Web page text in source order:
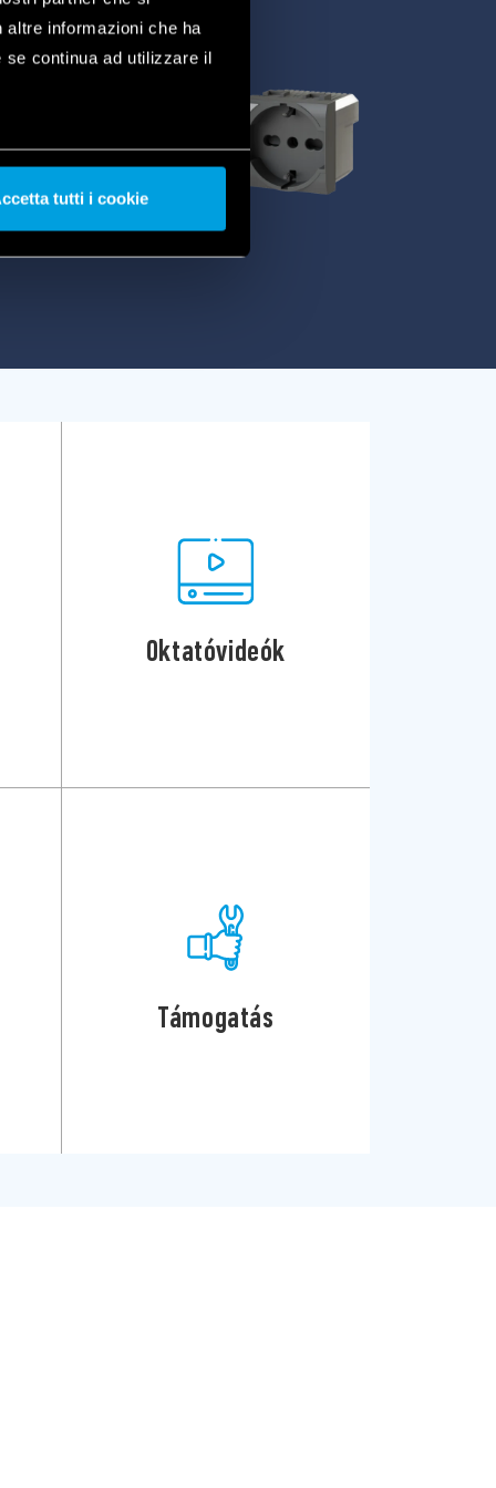
altre informazioni che ha
continua ad utilizzare il
tutti i cookie
Oktatóvideók
Támogatás